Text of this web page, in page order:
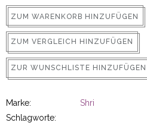
in
ZUM WARENKORB HINZUFÜGEN
ZUM VERGLEICH HINZUFÜGEN
ZUR WUNSCHLISTE HINZUFÜGEN
Marke:
Shri
Schlagworte: